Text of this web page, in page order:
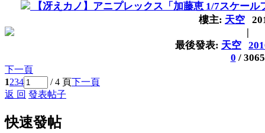
【冴えカノ】アニプレックス「加藤恵 1/7スケー
樓主: 天空
最後發表: 天空
0 / 3065
下一頁
1234 / 4 頁下一頁
返 回 發表帖子
快速發帖